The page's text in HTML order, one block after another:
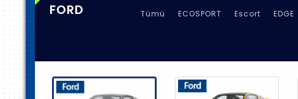
FORD Tümü ECOSPORT Escort EDGE